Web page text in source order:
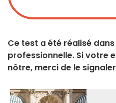
Ce test a été réalisé
professionnelle. Si votre
nôtre, merci de le